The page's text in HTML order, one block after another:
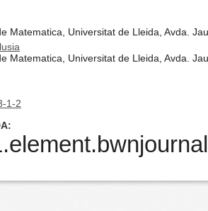
Matematica, Universitat de Lleida, Avda.
Matematica, Universitat de Lleida, Avda.
1-2